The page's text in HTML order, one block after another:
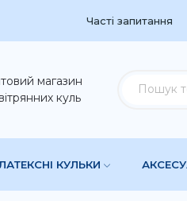
Часті запитання
магазин
куль
КУЛЬКИ